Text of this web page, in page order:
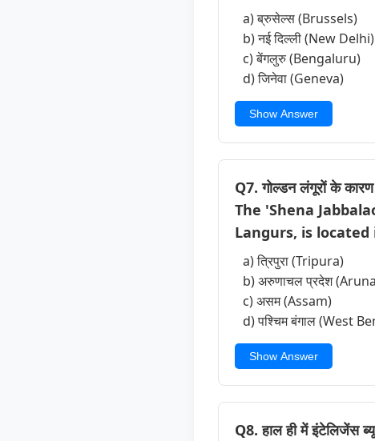
a) ब्रुसेल्स (Brussels)
b) नई दिल्ली (New Delhi)
c) बेंगलुरु (Bengaluru)
d) जिनेवा (Geneva)
Show Answer
Q7. गोल्डन लंगूरों के कारण
The 'Shena
Langurs, is
a) त्रिपुरा (Tripura)
b) अरुणाचल प्रदेश
c) असम (Assam)
d) पश्चिम बंगाल (West
Show Answer
Q8. हाल ही में इंटेलिजेंस